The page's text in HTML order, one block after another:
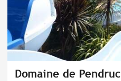
Domaine de Pendruc